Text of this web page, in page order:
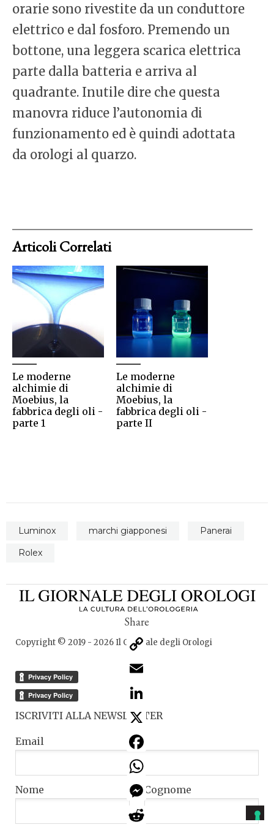
orarie sono rivestite da un conduttore
elettrico e dal fosforo. Premendo un
bottone, una leggera scarica elettrica
parte dalla batteria e arriva al
quadrante. Inutile dire che questa
manovra riduce l’autonomia di
funzionamento ed è quindi adottata
da orologi al quarzo.
Articoli Correlati
Le moderne
alchimie di
Moebius, la
fabbrica degli oli -
parte 1
Le moderne
alchimie di
Moebius, la
fabbrica degli oli -
parte II
Luminox marchi giapponesi
Panerai
Rolex
Copyright © 2019 - 2026Il Giornale degli Orologi
ISCRIVITI ALLA NEWSLETTER
Email
Nome Cognome
Copy
Link
X
Messenger